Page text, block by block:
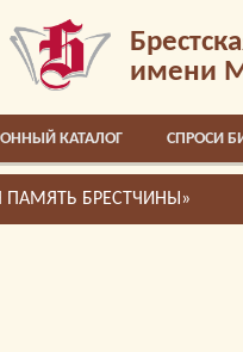
имени
КАТАЛОГ СПРОСИ
ПАМЯТЬ БРЕСТЧИНЫ»